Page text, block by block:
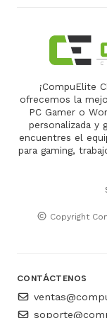
¡CompuElite
ofrecemos la
PC Gamer o
personalizada y
encuentres el
para gaming,
Copyright
CONTÁCTENOS